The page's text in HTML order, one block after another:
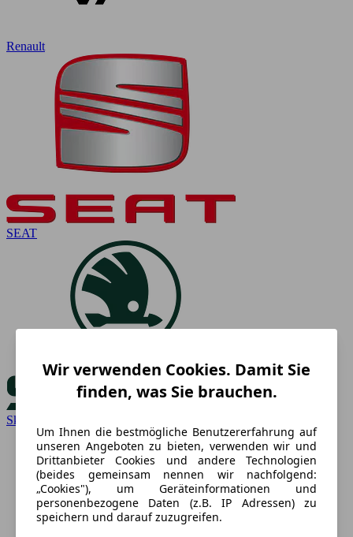
Renault
SEAT
Skoda
Wir verwenden Cookies. Damit Sie
finden, was Sie brauchen.
Um Ihnen die bestmögliche Benutzererfahrung auf
unseren Angeboten zu bieten, verwenden wir und
Drittanbieter Cookies und andere Technologien
(beides gemeinsam nennen wir nachfolgend:
„Cookies"), um Geräteinformationen und
personenbezogene Daten (z.B. IP Adressen) zu
speichern und darauf zuzugreifen.